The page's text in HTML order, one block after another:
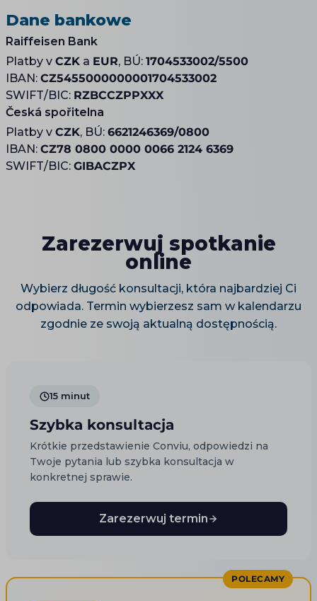
Dane bankowe
Raiffeisen Bank
Platby v CZK a EUR, BÚ: 1704533002/5500
IBAN: CZ5455000000001704533002
SWIFT/BIC: RZBCCZPPXXX
Česká spořitelna
Platby v CZK, BÚ: 6621246369/0800
IBAN: CZ78 0800 0000 0066 2124 6369
SWIFT/BIC: GIBACZPX
Zarezerwuj spotkanie
online
Wybierz długość konsultacji, która najbardziej Ci
odpowiada. Termin wybierzesz sam w kalendarzu
zgodnie ze swoją aktualną dostępnością.
15 minut
Szybka konsultacja
Krótkie przedstawienie Conviu, odpowiedzi na
Twoje pytania lub szybka konsultacja w
konkretnej sprawie.
Zarezerwuj termin
POLECAMY